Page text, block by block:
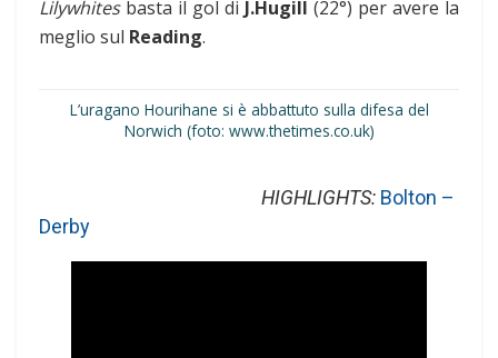
Lilywhitesbasta il gol di J.Hugill (22°) per avere la
meglio sul Reading.
L’uragano Hourihane si è abbattuto sulla difesa del
Norwich (foto: www.thetimes.co.uk)
HIGHLIGHTS: Bolton –
Derby